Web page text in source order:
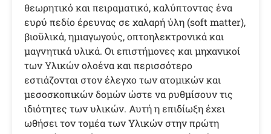
θεωρητικό και πειραματικό, καλύπτοντας ένα
ευρύ πεδίο έρευνας σε χαλαρή ύλη (soft matter),
βιοϋλικά, ημιαγωγούς, οπτοηλεκτρονικά και
μαγνητικά υλικά. Οι επιστήμονες και μηχανικοί
των Υλικών ολοένα και περισσότερο
εστιάζονται στον έλεγχο των ατομικών και
μεσοσκοπικών δομών ώστε να ρυθμίσουν τις
ιδιότητες των υλικών. Αυτή η επιδίωξη έχει
ωθήσει τον τομέα των Υλικών στην πρώτη